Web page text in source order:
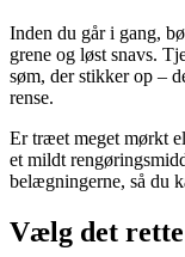
Inden du går i gang,
grene og løst snavs.
søm, der stikker op –
rense.
Er træet meget mørkt
et mildt
belægningerne, så du
Vælg det